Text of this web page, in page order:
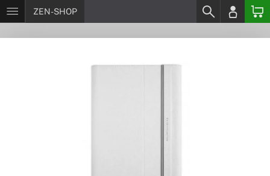
ZEN-SHOP